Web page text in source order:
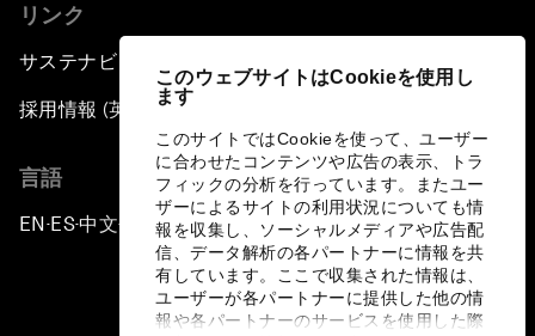
このウェブサイトはCookieを使用し
ます
このサイトではCookieを使って、ユーザー
に合わせたコンテンツや広告の表示、トラ
フィックの分析を行っています。またユー
ザーによるサイトの利用状況についても情
報を収集し、ソーシャルメディアや広告配
信、データ解析の各パートナーに情報を共
有しています。ここで収集された情報は、
ユーザーが各パートナーに提供した他の情
報や各パートナーのサービスを使用した際
リンク
サステナビリティへの取り組み
採用情報 (英語のみ)
言語
EN ▪ES▪中文▪ 日本語